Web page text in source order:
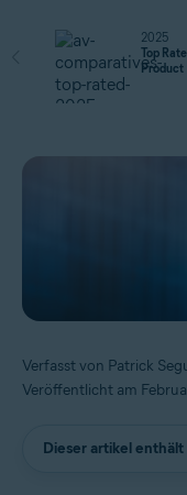
2025
Top
Product
Verfasst von Patrick
Veröffentlicht am
Dieser artikel enthält